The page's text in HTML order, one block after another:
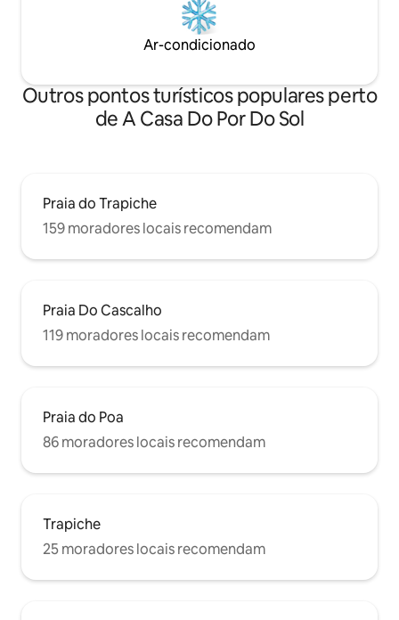
Ar-condicionado
Outros pontos turísticos populares perto
de A Casa Do Por Do Sol
Praia do Trapiche
159 moradores locais recomendam
Praia Do Cascalho
119 moradores locais recomendam
Praia do Poa
86 moradores locais recomendam
Trapiche
25 moradores locais recomendam